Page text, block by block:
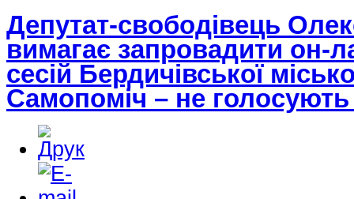
Депутат-свободівець
вимагає запровадити он-
сесій Бердичівської
Самопоміч – не